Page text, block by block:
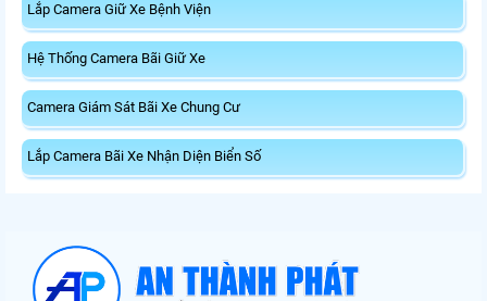
Lắp Camera Giữ Xe Bệnh Viện
Hệ Thống Camera Bãi Giữ Xe
Camera Giám Sát Bãi Xe Chung Cư
Lắp Camera Bãi Xe Nhận Diện Biển Số